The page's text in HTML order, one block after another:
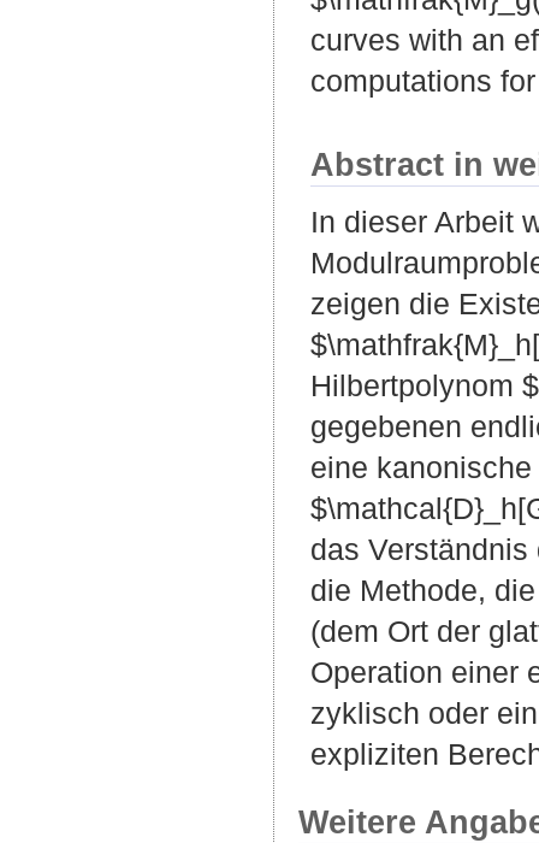
curves with an
computations
Abstract in
In dieser Arbeit
zeigen die
Hilbertpolynom
gegebenen
eine
das
die Methode,
(dem Ort der
Operation einer
zyklisch oder
expliziten
Weitere